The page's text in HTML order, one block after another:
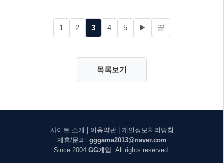
1 2 3 4 5 ▶ 끝
목록보기
사이트 소개 이용약관| 개인정보처리방침
제휴/문의: gggame2013@naver.com
Since 2004 GG게임 . All rights reserved.